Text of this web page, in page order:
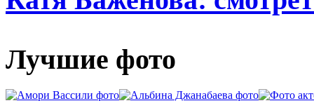
Лучшие фото